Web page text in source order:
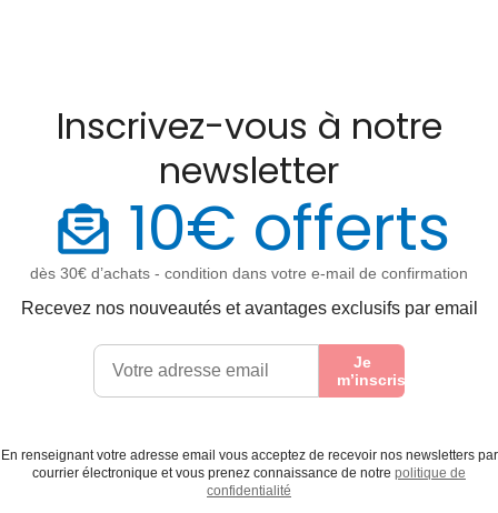
Inscrivez-vous à notre
newsletter
10€ offerts
dès 30€ d’achats - condition dans votre e-mail de confirmation
Recevez nos nouveautés et avantages exclusifs par email
Je
m’inscris
En renseignant votre adresse email vous acceptez de recevoir nos newsletters par
courrier électronique et vous prenez connaissance de notre politique de
confidentialité